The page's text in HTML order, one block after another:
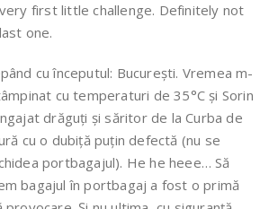
first little challenge. Definitely not
one.
cu începutul: București. Vremea m-
cu temperaturi de 35°C și Sorin
drăguți și săritor de la Curba de
cu o dubiță puțin defectă (nu se
portbagajul). He he heee… Să
bagajul în portbagaj a fost o primă